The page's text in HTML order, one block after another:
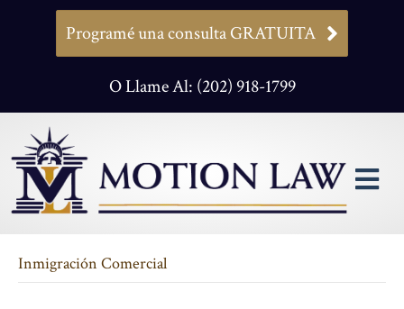
Programé una consulta GRATUITA
O Llame Al: (202) 918-1799
Inmigración Comercial